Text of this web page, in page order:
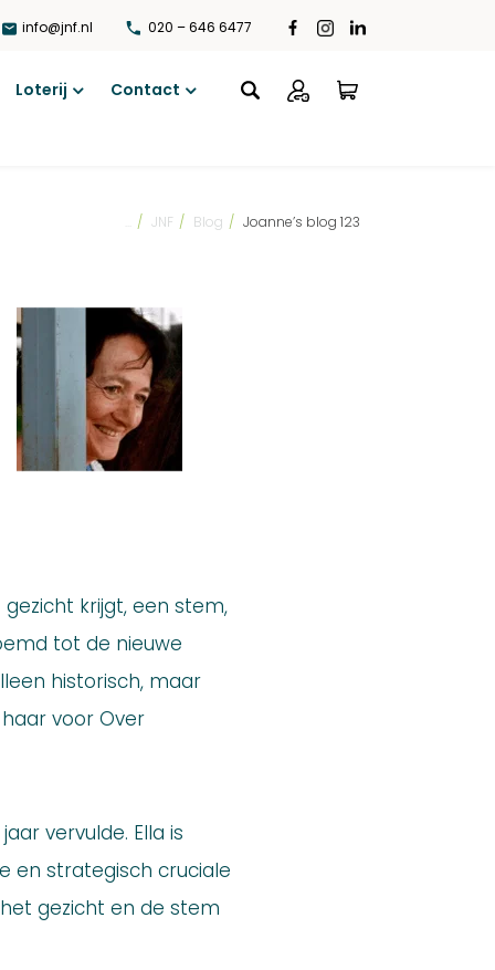
info@jnf.nl 020 – 646 6477
Loterij Contact
/ JNF / Blog / Joanne’s blog 123
krijgt, een stem,
tot de nieuwe
historisch, maar
voor Over
vervulde. Ella is
en strategisch cruciale
gezicht en de stem